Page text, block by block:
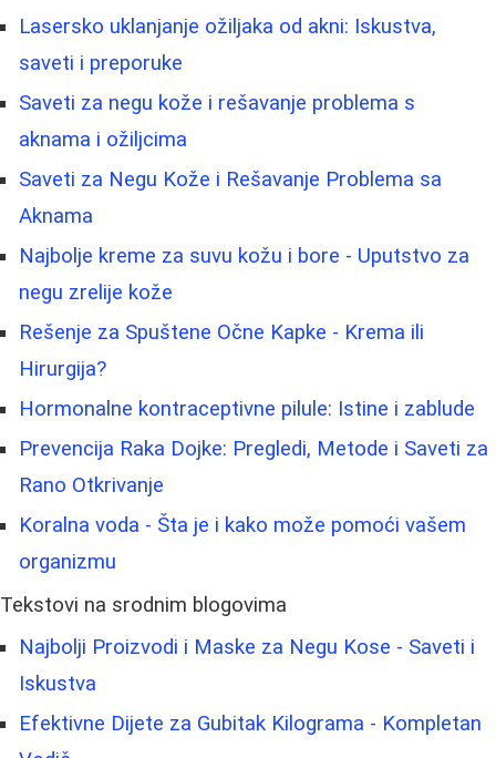
Lasersko uklanjanje ožiljaka od akni: Iskustva,
saveti i preporuke
Saveti za negu kože i rešavanje problema s
aknama i ožiljcima
Saveti za Negu Kože i Rešavanje Problema sa
Aknama
Najbolje kreme za suvu kožu i bore - Uputstvo za
negu zrelije kože
Rešenje za Spuštene Očne Kapke - Krema ili
Hirurgija?
Hormonalne kontraceptivne pilule: Istine i zablude
Prevencija Raka Dojke: Pregledi, Metode i Saveti za
Rano Otkrivanje
Koralna voda - Šta je i kako može pomoći vašem
organizmu
Tekstovi na srodnim blogovima
Najbolji Proizvodi i Maskе za Negu Kose - Saveti i
Iskustva
Efektivne Dijete za Gubitak Kilograma - Kompletan